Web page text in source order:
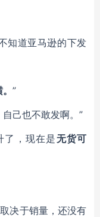
知道亚马逊的下发
”
己也不敢发啊。”
了，现在是无货可
决于销量，还没有